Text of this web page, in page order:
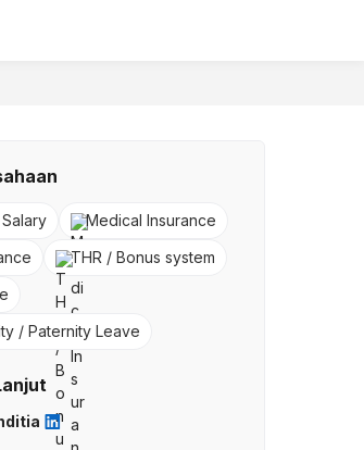
Medical Insurance
THR / Bonus system
/ Paternity Leave